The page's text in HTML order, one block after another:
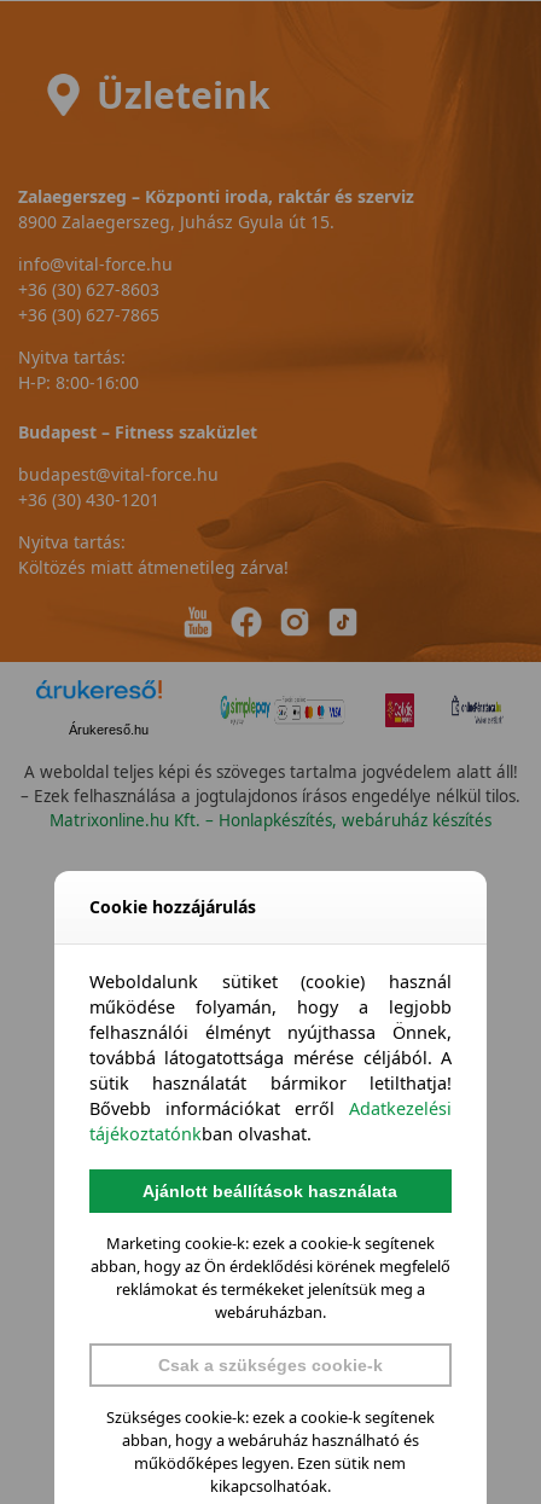
Üzleteink
Zalaegerszeg – Központi iroda, raktár és szerviz
8900 Zalaegerszeg, Juhász Gyula út 15.
info@vital-force.hu
+36 (30) 627-8603
+36 (30) 627-7865
Nyitva tartás:
H-P: 8:00-16:00
Budapest – Fitness szaküzlet
budapest@vital-force.hu
+36 (30) 430-1201
Nyitva tartás:
Költözés miatt átmenetileg zárva!
Árukereső.hu
A weboldal teljes képi és szöveges tartalma jogvédelem alatt áll!
– Ezek felhasználása a jogtulajdonos írásos engedélye nélkül tilos.
Matrixonline.hu Kft. – Honlapkészítés, webáruház készítés
Cookie hozzájárulás
Weboldalunk sütiket (cookie) használ
működése folyamán, hogy a legjobb
felhasználói élményt nyújthassa Önnek,
továbbá látogatottsága mérése céljából. A
sütik használatát bármikor letilthatja!
Bővebb információkat errőlAdatkezelési
tájékoztatónkban olvashat.
Ajánlott beállítások használata
Marketing cookie-k: ezek a cookie-k segítenek
abban, hogy az Ön érdeklődési körének megfelelő
reklámokat és termékeket jelenítsük meg a
webáruházban.
Csak a szükséges cookie-k
Szükséges cookie-k: ezek a cookie-k segítenek
abban, hogy a webáruház használható és
működőképes legyen. Ezen sütik nem
kikapcsolhatóak.